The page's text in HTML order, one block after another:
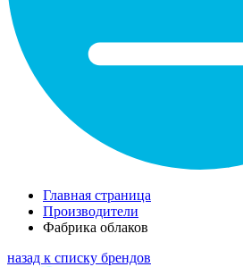
Главная страница
Производители
Фабрика облаков
назад к списку брендов